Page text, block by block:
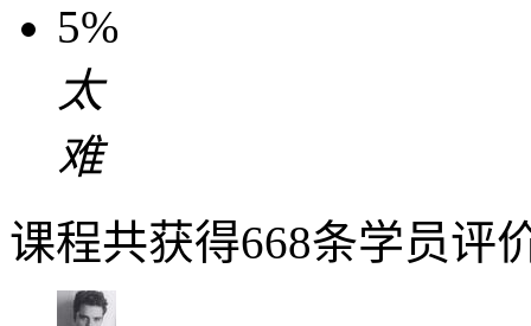
5%
太
难
课程共获得668条学员评